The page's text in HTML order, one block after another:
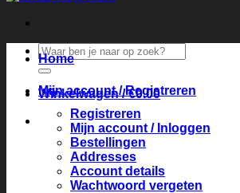
Zoeken
naar:
Winkelwagen /€0.00
Home
Mijn account / Registreren
Registreren
Mijn account / Inloggen
Bestellingen
Addresses
Account details
Wachtwoord vergeten